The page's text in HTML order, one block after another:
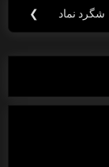
Next
شگرد نماد ❯